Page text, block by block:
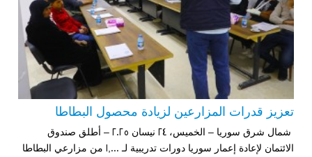
تعزيز قدرات المزارعين لزيادة محصول البطاطا
شمال شرق سوريا – الخميس، 24 نيسان 2025 – أطلق صندوق
الائتمان لإعادة إعمار سوريا دورات تدريبية لـ 1,000 من مزارعي البطاطا